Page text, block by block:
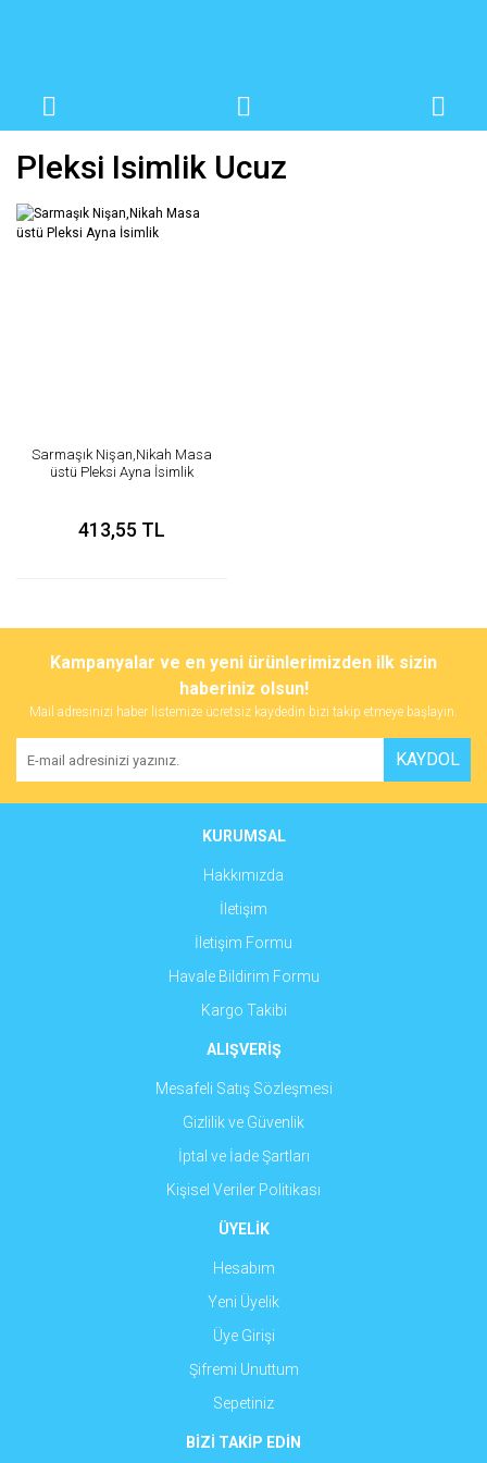
Pleksi Isimlik Ucuz
Sarmaşık Nişan,Nikah Masa
üstü Pleksi Ayna İsimlik
413,55 TL
Kampanyalar ve en yeni ürünlerimizden ilk sizin
haberiniz olsun!
Mail adresinizi haber listemize ücretsiz kaydedin bizi takip etmeye başlayın.
KAYDOL
KURUMSAL
Hakkımızda
İletişim
İletişim Formu
Havale Bildirim Formu
Kargo Takibi
ALIŞVERİŞ
Mesafeli Satış Sözleşmesi
Gizlilik ve Güvenlik
İptal ve İade Şartları
Kişisel Veriler Politikası
ÜYELİK
Hesabım
Yeni Üyelik
Üye Girişi
Şifremi Unuttum
Sepetiniz
BİZİ TAKİP EDİN